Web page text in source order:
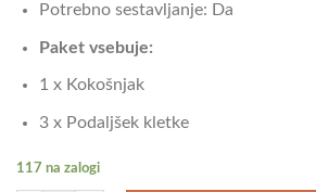
Potrebno sestavljanje: Da
Paket vsebuje:
1 x Kokošnjak
3 x Podaljšek kletke
117 na zalogi